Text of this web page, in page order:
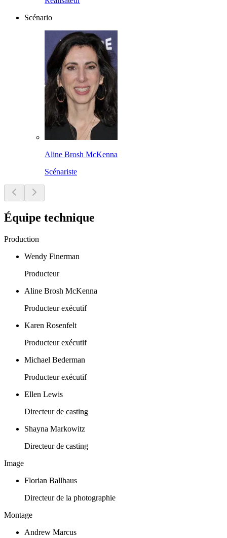
Scénario
Aline Brosh McKenna
Scénariste
Équipe technique
Production
Wendy Finerman
Producteur
Aline Brosh McKenna
Producteur exécutif
Karen Rosenfelt
Producteur exécutif
Michael Bederman
Producteur exécutif
Ellen Lewis
Directeur de casting
Shayna Markowitz
Directeur de casting
Image
Florian Ballhaus
Directeur de la photographie
Montage
Andrew Marcus